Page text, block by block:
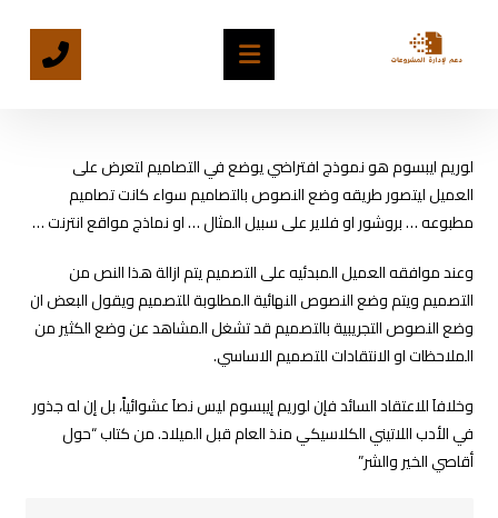
لوريم ايبسوم هو نموذج افتراضي يوضع في التصاميم لتعرض على
العميل ليتصور طريقه وضع النصوص بالتصاميم سواء كانت تصاميم
مطبوعه … بروشور او فلاير على سبيل المثال … او نماذج مواقع انترنت …
وعند موافقه العميل المبدئيه على التصميم يتم ازالة هذا النص من
التصميم ويتم وضع النصوص النهائية المطلوبة للتصميم ويقول البعض ان
وضع النصوص التجريبية بالتصميم قد تشغل المشاهد عن وضع الكثير من
الملاحظات او الانتقادات للتصميم الاساسي.
وخلافاَ للاعتقاد السائد فإن لوريم إيبسوم ليس نصاَ عشوائياً، بل إن له جذور
في الأدب اللاتيني الكلاسيكي منذ العام قبل الميلاد. من كتاب “حول
أقاصي الخير والشر”